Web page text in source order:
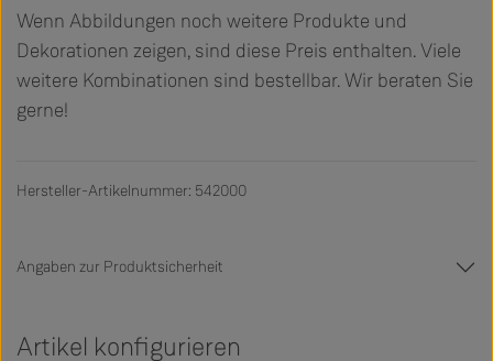
Wenn Abbildungen noch weitere Produkte und
Dekorationen zeigen, sind diese Preis enthalten. Viele
weitere Kombinationen sind bestellbar. Wir beraten Sie
gerne!
Hersteller-Artikelnummer: 542000
Angaben zur Produktsicherheit
Artikel konfigurieren